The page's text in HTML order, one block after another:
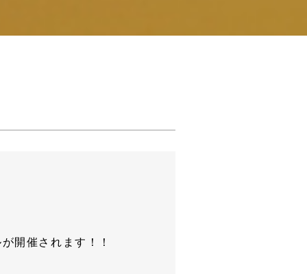
開催されます！！